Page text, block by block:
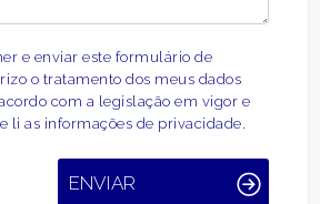
e enviar este formulário de
​​o tratamento dos meus dados
com a legislação em vigor e
li as informações de privacidade.
ENVIAR